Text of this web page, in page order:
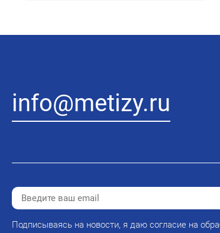
info@metizy.ru
Подписываясь на новости, я даю согласие на